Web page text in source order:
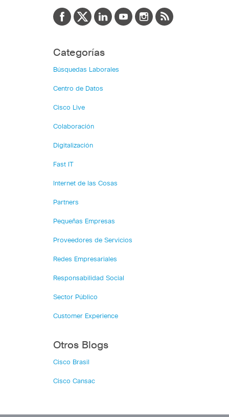
Categorías
Búsquedas Laborales
Centro de Datos
Cisco Live
Colaboración
Digitalización
Fast IT
Internet de las Cosas
Partners
Pequeñas Empresas
Proveedores de Servicios
Redes Empresariales
Responsabilidad Social
Sector Público
Customer Experience
Otros Blogs
Cisco Brasil
Cisco Cansac